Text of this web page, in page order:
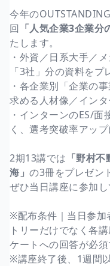
今年の
回 「人気企業3企業分
たします。
・外資／日系大手／
「3社」分の資料をプ
・各企業別「企業の
求める人材像／イン
・インターンのES/
く、選考突破率アッ
2期13講では 「野村
海」 の3冊をプレゼン
ぜひ当日講座に参加し
※配布条件｜当日参加
トリーだけでなく各
ケートへの回答が必
※講座終了後、1週間